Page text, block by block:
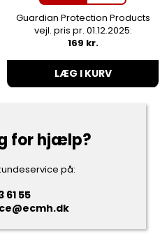
Guardian Protection Products
vejl. pris pr. 01.12.2025:
169 kr.
LÆG I KURV
for hjælp?
på:
61 55